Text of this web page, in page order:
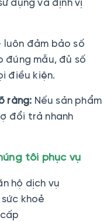
dụng và định vị
luôn đảm bảo số
đúng mẫu, đủ số
điều kiện.
ràng: Nếu sản phẩm
đổi trả nhanh
tôi phục vụ
hộ dịch vụ
khoẻ